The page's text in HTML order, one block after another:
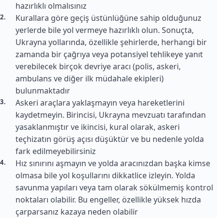
hazırlıklı olmalısınız
Kurallara göre geçiş üstünlüğüne sahip olduğunuz
yerlerde bile yol vermeye hazırlıklı olun. Sonuçta,
Ukrayna yollarında, özellikle şehirlerde, herhangi bir
zamanda bir çağrıya veya potansiyel tehlikeye yanıt
verebilecek birçok devriye aracı (polis, askeri,
ambulans ve diğer ilk müdahale ekipleri)
bulunmaktadır
Askeri araçlara yaklaşmayın veya hareketlerini
kaydetmeyin. Birincisi, Ukrayna mevzuatı tarafından
yasaklanmıştır ve ikincisi, kural olarak, askeri
teçhizatın görüş açısı düşüktür ve bu nedenle yolda
fark edilmeyebilirsiniz
Hız sınırını aşmayın ve yolda aracınızdan başka kimse
olmasa bile yol koşullarını dikkatlice izleyin. Yolda
savunma yapıları veya tam olarak sökülmemiş kontrol
noktaları olabilir. Bu engeller, özellikle yüksek hızda
çarparsanız kazaya neden olabilir